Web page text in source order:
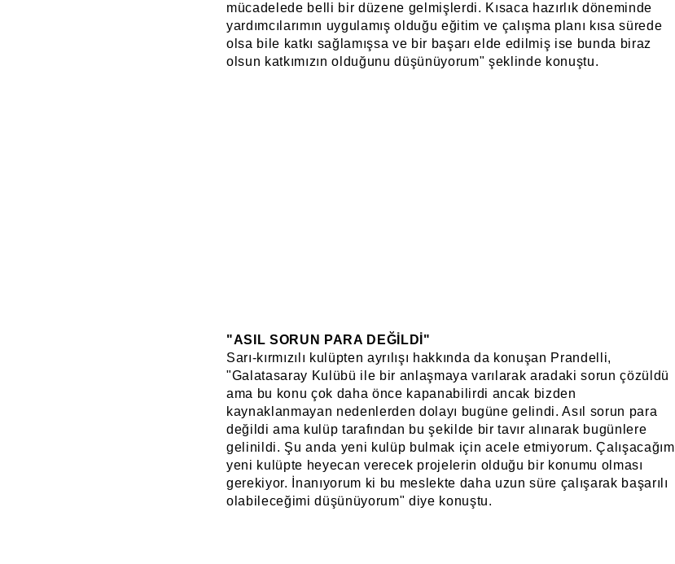
mücadelede belli bir düzene gelmişlerdi. Kısaca hazırlık döneminde
yardımcılarımın uygulamış olduğu eğitim ve çalışma planı kısa sürede
olsa bile katkı sağlamışsa ve bir başarı elde edilmiş ise bunda biraz
olsun katkımızın olduğunu düşünüyorum" şeklinde konuştu.
"ASIL SORUN PARA DEĞİLDİ"
Sarı-kırmızılı kulüpten ayrılışı hakkında da konuşan Prandelli,
"Galatasaray Kulübü ile bir anlaşmaya varılarak aradaki sorun çözüldü
ama bu konu çok daha önce kapanabilirdi ancak bizden
kaynaklanmayan nedenlerden dolayı bugüne gelindi. Asıl sorun para
değildi ama kulüp tarafından bu şekilde bir tavır alınarak bugünlere
gelinildi. Şu anda yeni kulüp bulmak için acele etmiyorum. Çalışacağım
yeni kulüpte heyecan verecek projelerin olduğu bir konumu olması
gerekiyor. İnanıyorum ki bu meslekte daha uzun süre çalışarak başarılı
olabileceğimi düşünüyorum" diye konuştu.